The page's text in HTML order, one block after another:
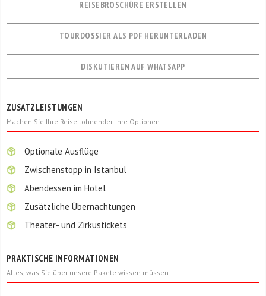
REISEBROSCHÜRE ERSTELLEN
TOURDOSSIER ALS PDF HERUNTERLADEN
DISKUTIEREN AUF WHATSAPP
ZUSATZLEISTUNGEN
Machen Sie Ihre Reise lohnender. Ihre Optionen.
Optionale Ausflüge
Zwischenstopp in Istanbul
Abendessen im Hotel
Zusätzliche Übernachtungen
Theater- und Zirkustickets
PRAKTISCHE INFORMATIONEN
Alles, was Sie über unsere Pakete wissen müssen.